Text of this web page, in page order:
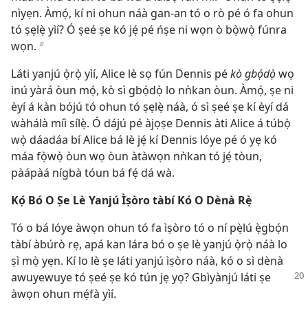
nìyẹn. Àmọ́, kí ni ohun náà gan-an tó o rò pé ó fa ohun
tó ṣẹlẹ̀ yìí? Ó ṣeé ṣe kó jẹ́ pé ńṣe ni wọn ò bọ̀wọ̀ fúnra
wọn. b
Láti yanjú ọ̀rọ̀ yìí, Alice lè sọ fún Dennis pékò gbọ́dọ̀wọ
inú yàrá òun mọ́, kò sì gbọ́dọ̀ lo nǹkan òun. Àmọ́, ṣe ni
èyí á kàn bójú tó ohun tó ṣẹlẹ̀ náà, ó sì ṣeé ṣe kí èyí dá
wàhálà míì sílẹ̀. Ó dájú pé àjọṣe Dennis àti Alice á túbọ̀
wọ̀ dáadáa bí Alice bá lè jẹ́ kí Dennis lóye pé ó yẹ kó
máa fọ̀wọ̀ òun wọ òun àtàwọn nǹkan tó jẹ́ tòun,
pàápàá nígbà tóun bá fẹ́ dá wà.
Kọ́ Bó O Ṣe Lè Yanjú Ìṣòro tàbí Kó O Dènà Rẹ̀
Tó o bá lóye àwọn ohun tó fa ìṣòro tó o ní pẹ̀lú ẹ̀gbọ́n
tàbí àbúrò rẹ, apá kan lára bó o ṣe lè yanjú ọ̀rọ̀ náà lo
ṣì mọ̀ yẹn. Kí lo lè ṣe láti yanjú ìṣòro náà, kó o sì dènà
awuyewuye tó ṣeéṣe kó tún jẹ yọ? Gbìyànjú láti ṣe
àwọn ohun mẹ́fà yìí.